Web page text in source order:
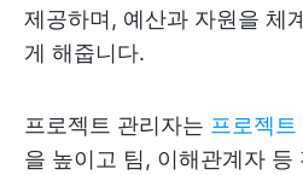
제공하며, 예산과 자원을 체
게 해줍니다.
프로젝트 관리자는 프로젝
을 높이고 팀, 이해관계자 등